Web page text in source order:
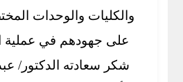
والكليات والوحدات
على جهودهم في عملية
شكر سعادته الدكتور/